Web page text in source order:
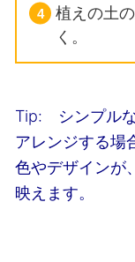
植えの土
く。
Tip: シンプルな
アレンジする場
色やデザインが
映えます。